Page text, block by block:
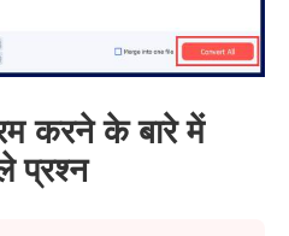
करने के बारे में
प्रश्न